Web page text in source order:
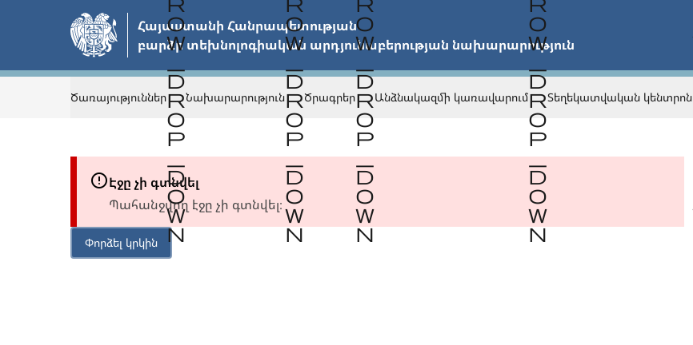
բովանդակությանը
Հայաստանի Հանրապետության
բարձր տեխնոլոգիական արդյունաբերության նախարարություն
Ծառայություններ Նախարարություն Ծրագրեր Անձնակազմի կառավարում Տեղեկատվական կենտրոն
Էջը չի գտնվել
Պահանջվող էջը չի գտնվել։
Փորձել կրկին